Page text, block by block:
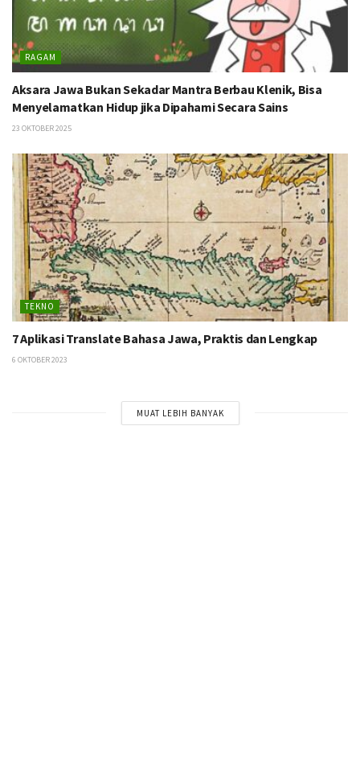
RAGAM
Aksara Jawa Bukan Sekadar Mantra Berbau Klenik, Bisa
Menyelamatkan Hidup jika Dipahami Secara Sains
23 OKTOBER 2025
TEKNO
7 Aplikasi Translate Bahasa Jawa, Praktis dan Lengkap
6 OKTOBER 2023
MUAT LEBIH BANYAK